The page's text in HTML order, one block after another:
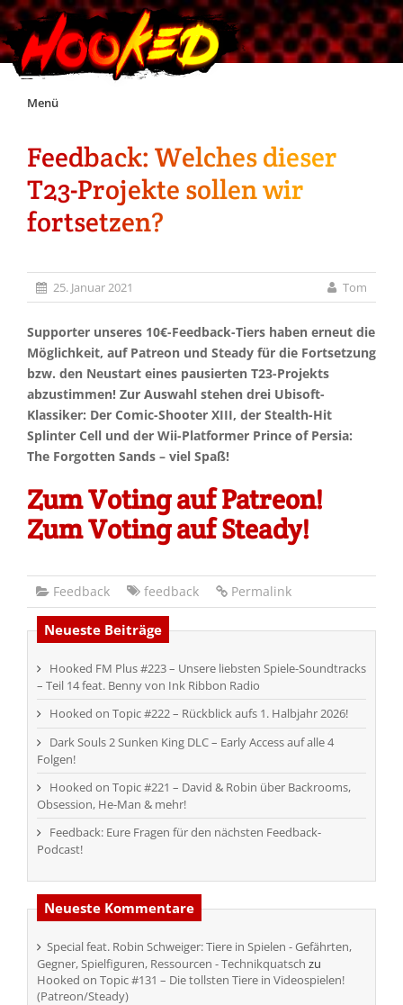
Skip
Menü
Unterstützt Hooked!
Exklusiv für Supporter*innen
Discord
Feedback: Welches dieser
T23-Projekte sollen wir
fortsetzen?
25. Januar 2021 Tom
Supporter unseres 10€-Feedback-Tiers haben erneut die
Möglichkeit, auf Patreon und Steady für die Fortsetzung
bzw. den Neustart eines pausierten T23-Projekts
abzustimmen! Zur Auswahl stehen drei Ubisoft-
Klassiker: Der Comic-Shooter XIII, der Stealth-Hit
Splinter Cell und der Wii-Platformer Prince of Persia:
The Forgotten Sands – viel Spaß!
Zum Voting auf Patreon!
Zum Voting auf Steady!
Feedback feedback Permalink
Neueste Beiträge
Hooked FM Plus #223 – Unsere liebsten Spiele-Soundtracks
– Teil 14 feat. Benny von Ink Ribbon Radio
Hooked on Topic #222 – Rückblick aufs 1. Halbjahr 2026!
Dark Souls 2 Sunken King DLC – Early Access auf alle 4
Folgen!
Hooked on Topic #221 – David & Robin über Backrooms,
Obsession, He-Man & mehr!
Feedback: Eure Fragen für den nächsten Feedback-
Podcast!
Neueste Kommentare
Special feat. Robin Schweiger: Tiere in Spielen - Gefährten,
Gegner, Spielfiguren, Ressourcen - Technikquatsch zu
Hooked on Topic #131 – Die tollsten Tiere in Videospielen!
(Patreon/Steady)